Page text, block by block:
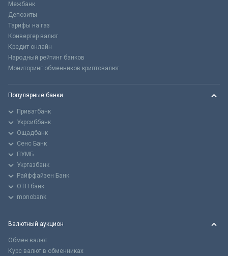
Межбанк
Депозиты
Тарифы на газ
Конвертер валют
Кредит онлайн
Народный рейтинг банков
Мониторинг обменников криптовалют
Популярные банки
Приватбанк
Укрсиббанк
Ощадбанк
Сенс Банк
ПУМБ
Укргазбанк
Райффайзен Банк
ОТП банк
monobank
Валютный аукцион
Обмен валют
Курс валют в обменниках